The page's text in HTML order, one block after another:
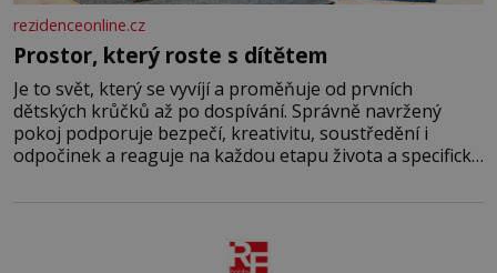
rezidenceonline.cz
Prostor, který roste s dítětem
Je to svět, který se vyvíjí a proměňuje od prvních
dětských krůčků až po dospívání. Správně navržený
pokoj podporuje bezpečí, kreativitu, soustředění i
odpočinek a reaguje na každou etapu života a specifické